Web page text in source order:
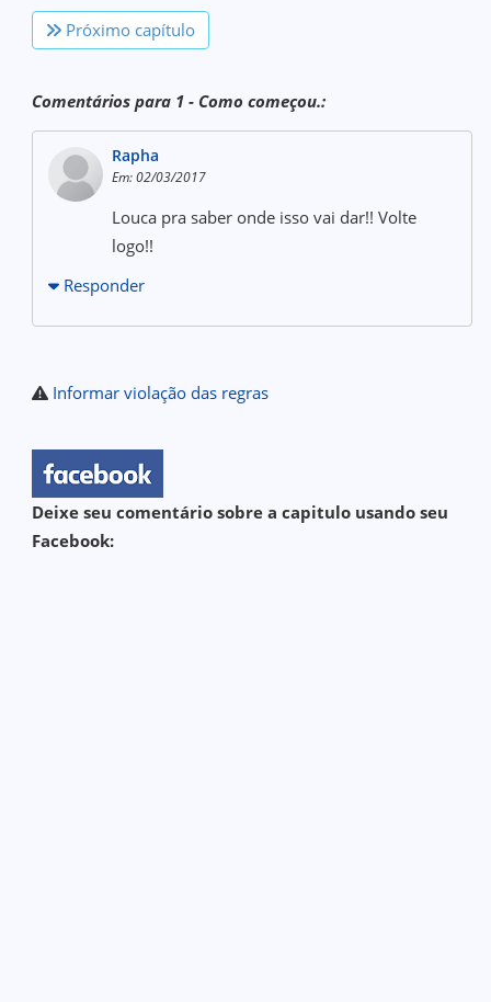
Próximo capítulo
Comentários para 1 - Como começou.:
Rapha
Em: 02/03/2017
Louca pra saber onde isso vai dar!! Volte
logo!!
Responder
Informar violação das regras
Deixe seu comentário sobre a capitulo usando seu
Facebook: